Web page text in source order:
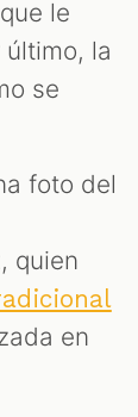
le
la
se
foto del
quien
en